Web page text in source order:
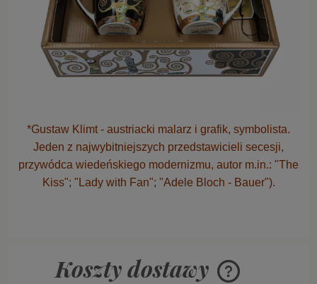
*Gustaw Klimt - austriacki malarz i grafik, symbolista.
Jeden z najwybitniejszych przedstawicieli secesji,
przywódca wiedeńskiego modernizmu, autor m.in.: "The
Kiss"; "Lady with Fan"; "Adele Bloch - Bauer").
Koszty dostawy
Cena nie zawiera